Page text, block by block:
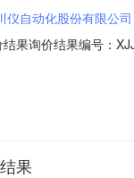
仪自动化股份有限公司
果询价结果编号：
公司362610压力
果